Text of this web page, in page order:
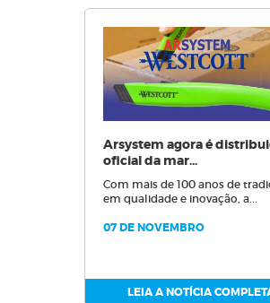
Arsystem agora é
oficial da mar...
Com mais de 100 anos de
em qualidade e inovação, a...
07 DE NOVEMBRO
LEIA A NOTÍCIA